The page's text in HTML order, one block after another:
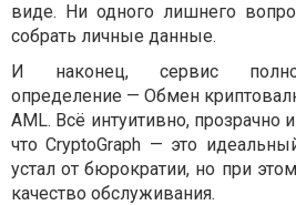
виде. Ни одного лишнего
собрать личные данные.
И наконец, сервис
определение — Обмен
AML. Всё интуитивно, прозрачно
что CryptoGraph — это
устал от бюрократии, но при
качество обслуживания.